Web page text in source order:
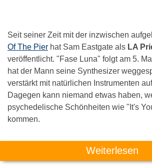
Seit seiner Zeit mit der inzwischen
Of The Pier hat Sam Eastgate als LA
veröffentlicht. "Fase Luna" folgt am 5.
hat der Mann seine Synthesizer
verstärkt mit natürlichen Instrumenten
Dagegen kann niemand etwas haben,
psychedelische Schönheiten wie "It's
kommen.
Weiterlesen